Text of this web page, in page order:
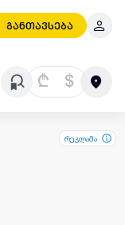
განთავსება
₾ $
რეკლამა